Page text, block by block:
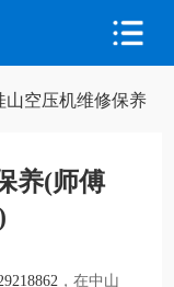
山空压机维修保养
养(师傅
，在中山